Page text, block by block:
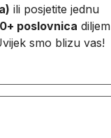
ili posjetite jednu
poslovnica diljem
smo blizu vas!